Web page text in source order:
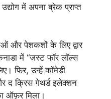
में अपना ब्रेक प्राप्त
और पेशकशों के लिए द्वार
में “जस्ट फॉर लॉल्स
फिर, उन्हें कॉमेडी
द क्रिस गेथर्ड इलेक्शन
ऑफ़र मिला।